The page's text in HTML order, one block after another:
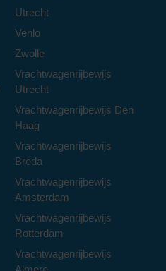
Utrecht
Venlo
Zwolle
Vrachtwagenrijbewijs
Utrecht
Vrachtwagenrijbewijs Den
Haag
Vrachtwagenrijbewijs
Breda
Vrachtwagenrijbewijs
Amsterdam
Vrachtwagenrijbewijs
Rotterdam
Vrachtwagenrijbewijs